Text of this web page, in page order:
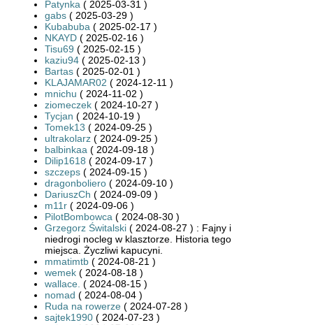
Patynka ( 2025-03-31 )
gabs ( 2025-03-29 )
Kubabuba ( 2025-02-17 )
NKAYD ( 2025-02-16 )
Tisu69 ( 2025-02-15 )
kaziu94 ( 2025-02-13 )
Bartas ( 2025-02-01 )
KLAJAMAR02 ( 2024-12-11 )
mnichu ( 2024-11-02 )
ziomeczek ( 2024-10-27 )
Tycjan ( 2024-10-19 )
Tomek13 ( 2024-09-25 )
ultrakolarz ( 2024-09-25 )
balbinkaa ( 2024-09-18 )
Dilip1618 ( 2024-09-17 )
szczeps ( 2024-09-15 )
dragonboliero ( 2024-09-10 )
DariuszCh ( 2024-09-09 )
m11r ( 2024-09-06 )
PilotBombowca ( 2024-08-30 )
Grzegorz Świtalski ( 2024-08-27 ) : Fajny i
niedrogi nocleg w klasztorze. Historia tego
miejsca. Życzliwi kapucyni.
mmatimtb ( 2024-08-21 )
wemek ( 2024-08-18 )
wallace. ( 2024-08-15 )
nomad ( 2024-08-04 )
Ruda na rowerze ( 2024-07-28 )
sajtek1990 ( 2024-07-23 )